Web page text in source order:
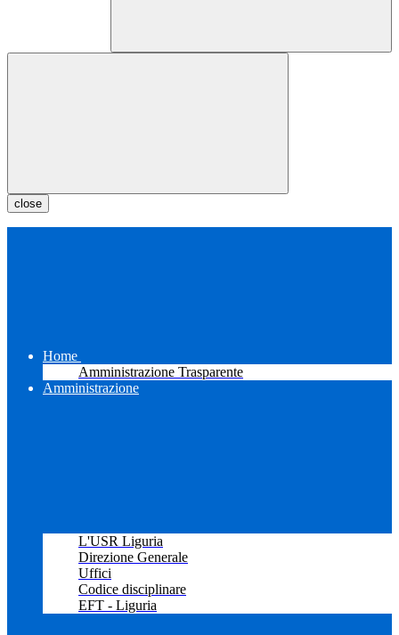
close
Home
Amministrazione Trasparente
Amministrazione
L'USR Liguria
Direzione Generale
Uffici
Codice disciplinare
EFT - Liguria